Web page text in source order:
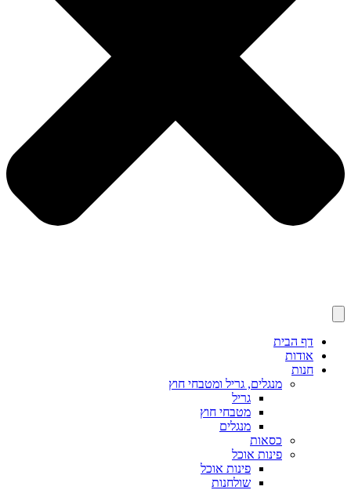
דף הבית
אודות
חנות
מנגלים, גריל ומטבחי חוץ
גריל
מטבחי חוץ
מנגלים
כסאות
פינות אוכל
פינות אוכל
שולחנות